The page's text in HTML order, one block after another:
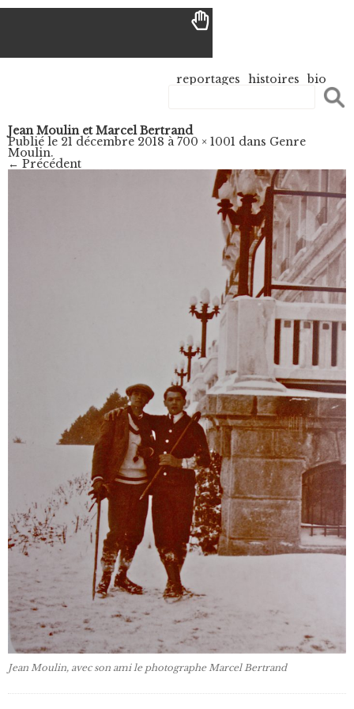
reportages histoires bio
Jean Moulin et Marcel Bertrand
Publié le 21 décembre 2018 à700 × 1001 dans Genre
Moulin.
← Précédent
Jean Moulin, avec son ami le photographe Marcel Bertrand